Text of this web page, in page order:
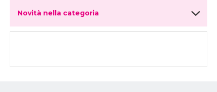
Novità nella categoria